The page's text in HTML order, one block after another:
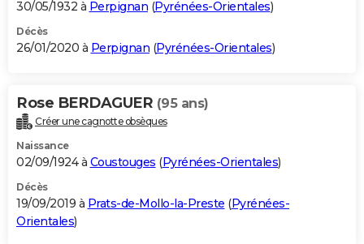
30/05/1932 à Perpignan (Pyrénées-Orientales)
Décès
26/01/2020 à Perpignan (Pyrénées-Orientales)
Rose BERDAGUER (95 ans)
Créer une cagnotte obsèques
Naissance
02/09/1924 à Coustouges (Pyrénées-Orientales)
Décès
19/09/2019 à Prats-de-Mollo-la-Preste (Pyrénées-
Orientales)